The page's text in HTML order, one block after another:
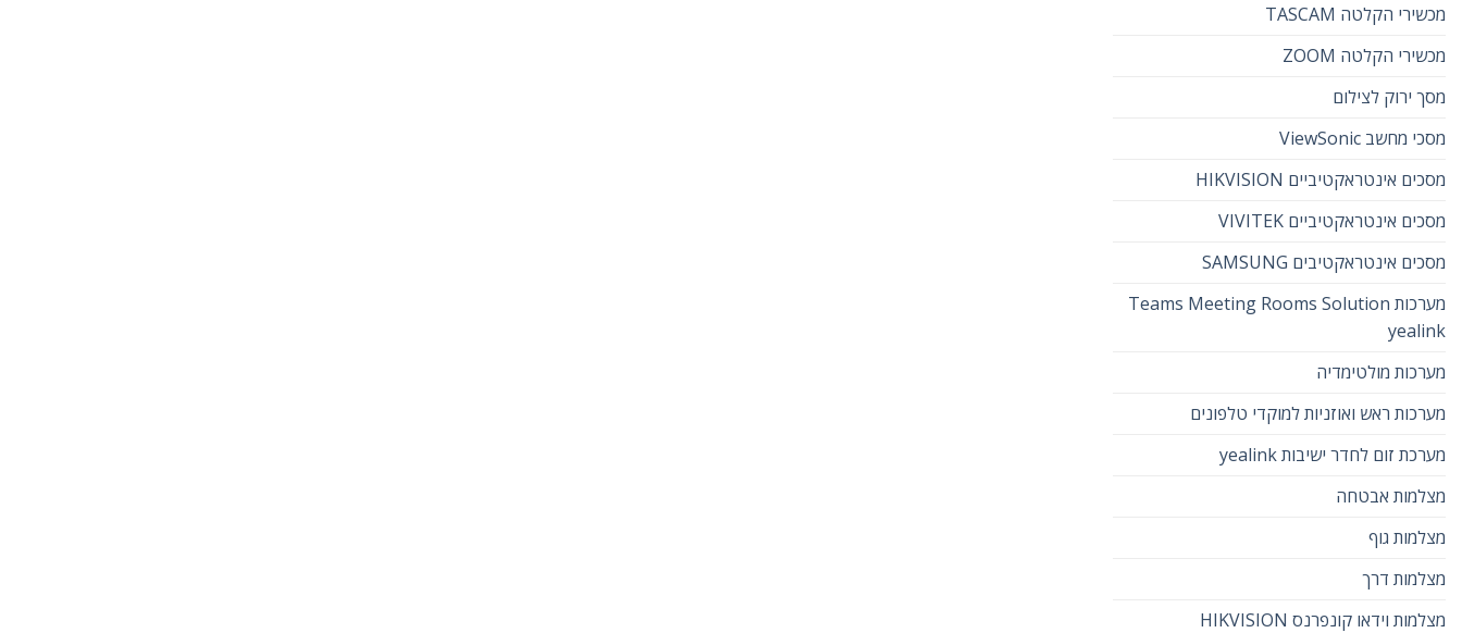
מכשירי הקלטה TASCAM
מכשירי הקלטה ZOOM
מסך ירוק לצילום
מסכי מחשב ViewSonic
מסכים אינטראקטיביים HIKVISION
מסכים אינטראקטיביים VIVITEK
מסכים אינטראקטיבים SAMSUNG
מערכות Teams Meeting Rooms Solution
yealink
מערכות מולטימדיה
מערכות ראש ואוזניות למוקדי טלפונים
מערכת זום לחדר ישיבות yealink
מצלמות אבטחה
מצלמות גוף
מצלמות דרך
מצלמות וידאו קונפרנס HIKVISION